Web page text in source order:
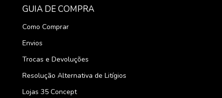
GUIA DE COMPRA
Como Comprar
Envios
Trocas e Devoluções
Resolução Alternativa de Litígios
Lojas 35 Concept